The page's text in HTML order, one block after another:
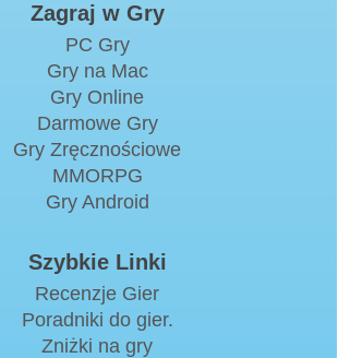
Zagraj w Gry
PC Gry
Gry na Mac
Gry Online
Darmowe Gry
Gry Zręcznościowe
MMORPG
Gry Android
Szybkie Linki
Recenzje Gier
Poradniki do gier.
Zniżki na gry